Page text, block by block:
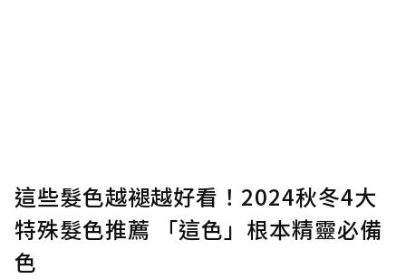
這些髮色越褪越好看！2024秋冬4大
特殊髮色推薦 「這色」根本精靈必備
色